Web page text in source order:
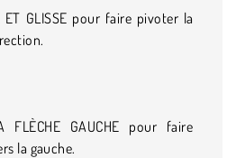
ET GLISSE pour faire pivoter la
FLÈCHE GAUCHE pour faire
la gauche.